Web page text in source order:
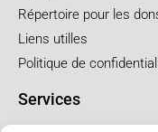
Répertoire pour les
Liens utilles
Politique de
Services